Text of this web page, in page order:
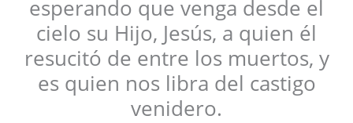
esperando que venga desde el
cielo su Hijo, Jesús, a quien él
resucitó de entre los muertos, y
es quien nos libra del castigo
venidero.